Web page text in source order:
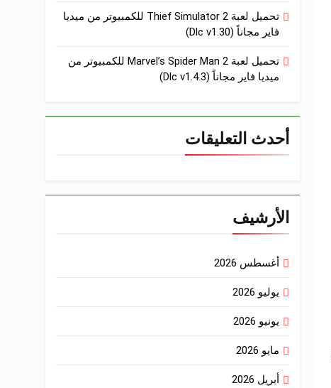
تحميل لعبة Thief Simulator 2 للكمبيوتر من ميديا
فاير مجاناً (Dlc v1.30)
تحميل لعبة Marvel’s Spider Man 2 للكمبيوتر من
ميديا فاير مجاناً (Dlc v1.4.3)
أحدث التعليقات
الأرشيف
أغسطس 2026
يوليو 2026
يونيو 2026
مايو 2026
أبريل 2026